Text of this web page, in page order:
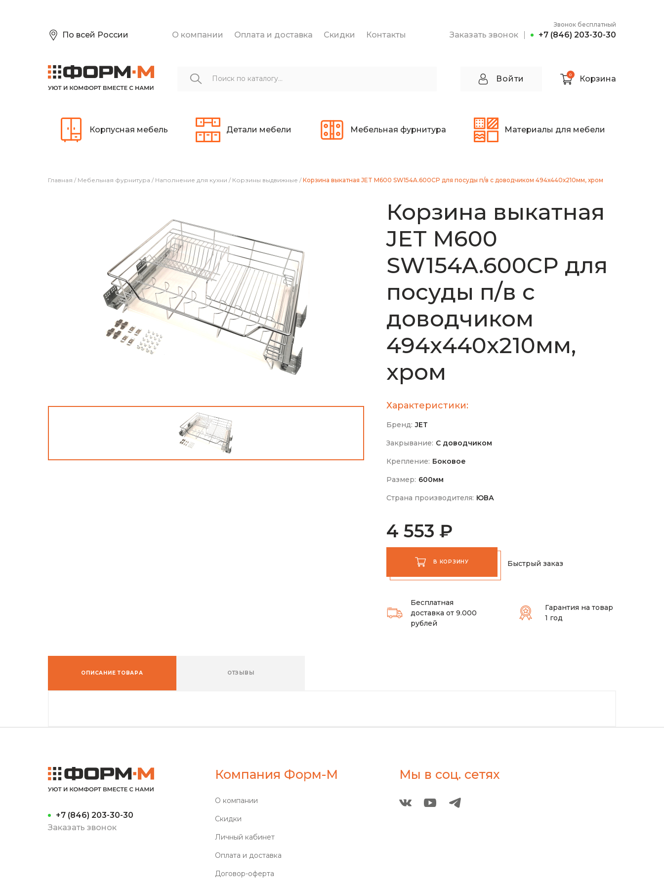
По всей России О компании Оплата и доставка Скидки Контакты Заказать звонок
Звонок бесплатный
+7 (846) 203-30-30
Войти 0 Корзина
Корпусная мебель Детали мебели Мебельная фурнитура Материалы для мебели
Главная / Мебельная фурнитура / Наполнение для кухни / Корзины выдвижные / Корзина выкатная JET М600 SW154A.600CP для посуды п/в с доводчиком 494х440х210мм, хром
Корзина выкатная
JET М600
SW154A.600CP для
посуды п/в с
доводчиком
494х440х210мм,
хром
Характеристики:
Бренд: JET
Закрывание: С доводчиком
Крепление: Боковое
Размер: 600мм
Страна производителя: ЮВА
4 553 ₽
В КОРЗИНУ Быстрый заказ
Бесплатная
доставка от 9.000
рублей
Гарантия на товар
1 год
ОПИСАНИЕ ТОВАРА ОТЗЫВЫ
+7 (846) 203-30-30
Заказать звонок
Компания Форм-М
О компании
Скидки
Личный кабинет
Оплата и доставка
Договор-оферта
Мы в соц. сетях